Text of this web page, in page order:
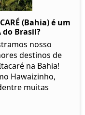
(Bahia) é um
do Brasil?
nosso
destinos de
na Bahia!
Hawaizinho,
muitas